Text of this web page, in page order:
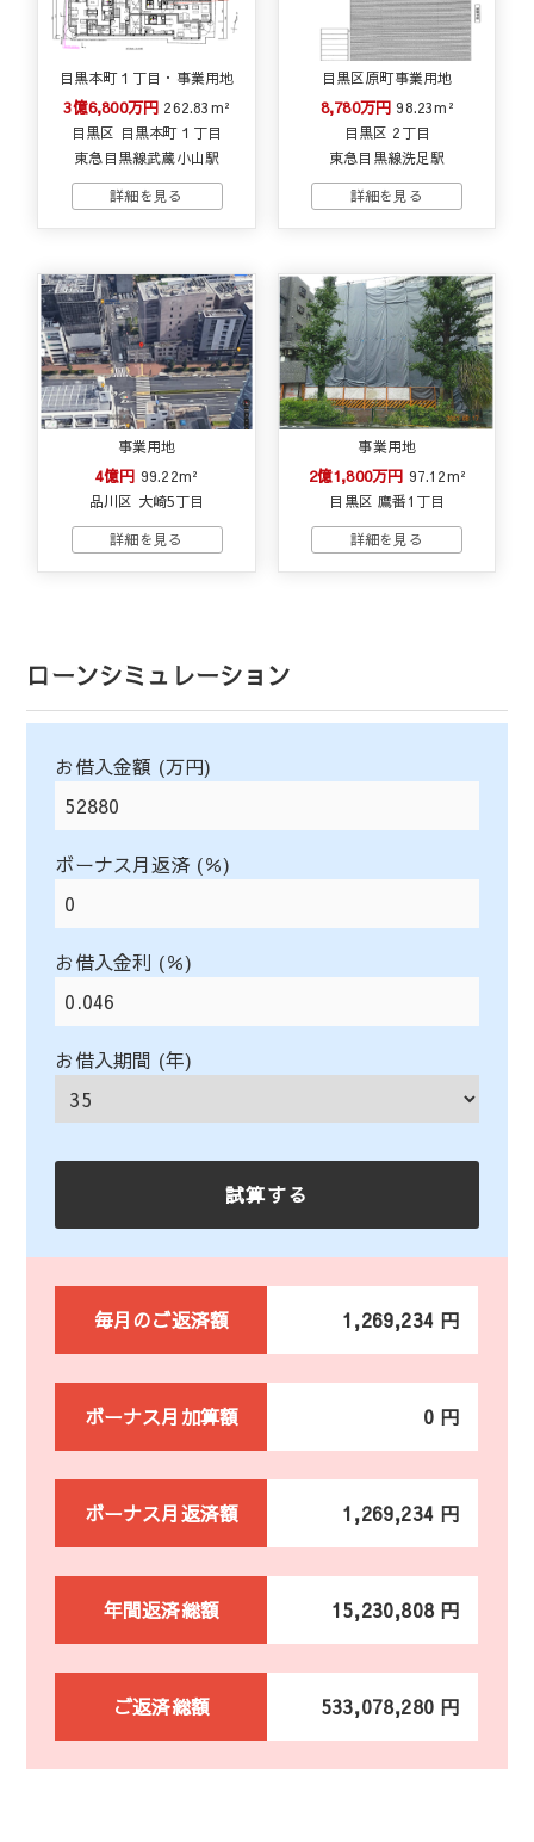
目黒本町１丁目・事業用地
3億6,800万円 262.83m²
目黒区 目黒本町１丁目
東急目黒線武蔵小山駅
目黒区原町事業用地
8,780万円98.23m²
目黒区 2丁目
東急目黒線洗足駅
事業用地
4億円 99.22m²
品川区 大崎5丁目
事業用地
2億1,800万円 97.12m²
目黒区 鷹番1丁目
ローンシミュレーション
お借入金額 (万円)
ボーナス月返済 (％)
お借入金利 (％)
お借入期間 (年)
毎月のご返済額 1,269,234 円
ボーナス月加算額 0 円
ボーナス月返済額 1,269,234 円
年間返済総額 15,230,808 円
ご返済総額 533,078,280 円